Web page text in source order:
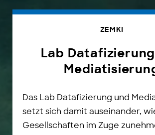
ZEMKI
Lab
Das Lab Datafizierung und
setzt sich damit auseinander,
Gesellschaften im Zuge